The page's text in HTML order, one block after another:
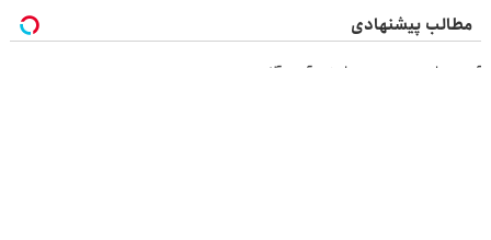
مطالب پیشنهادی
آهن پرایس، خرید مطمئن آهن آلات